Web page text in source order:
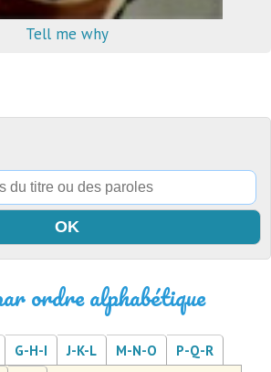
Tell me why
ordre alphabétique
G-H-I J-K-L M-N-O
P-Q-R